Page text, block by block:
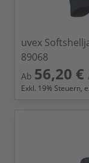
uvex
89068
Ab 56,20 €
Exkl. 19% Steuern,